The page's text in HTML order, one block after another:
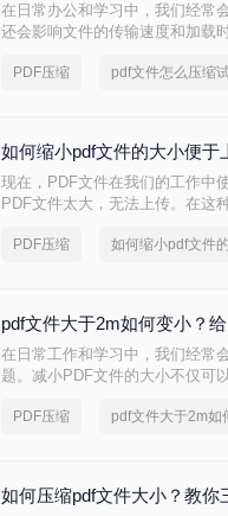
在日常办公和学习中，我们经常
还会影响文件的传输速度和加载
PDF压缩
如何缩小pdf文件的大小便于
现在，PDF文件在我们的工作中
PDF文件太大，无法上传。在这
PDF压缩
pdf文件大于2m如何变小？
在日常工作和学习中，我们经常
题。减小PDF文件的大小不仅可
需求选择最合适的方式。
PDF压缩 pdf文件大于2m如
如何压缩pdf文件大小？教你